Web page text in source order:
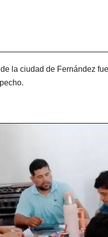
la ciudad de Fernández